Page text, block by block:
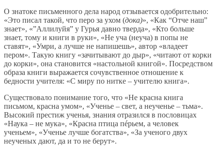
О знатоке письменного дела народ отзывается одобрительно:
«Это писал такой, что перо за ухом (дока)», «Как “Отче наш”
знает», «”Аллилуйя” у Гурья давно тверда», «Кто больше
знает, тому и книги в руки», «Не уча (неуча) в попы не
ставят», «Умри, а лучше не напишешь», автор «владеет
пером». Такую книгу «зачитывают до дыр», «читают от корки
до корки», она становится «настольной книгой». Посредством
образа книги выражается сочувственное отношение к
бедности учителя: «С миру по нитке – учителю книга».
Существовало понимание того, что «Не красна книга
письмом, красна умом», «Ученье – свет, а неученье – тьма».
Высокий престиж ученья, знания отразился в пословицах
«Наука – не мука», «Красна птица пéрьем, а человек
ученьем», «Ученье лучше богатства», «За ученого двух
неученых дают, да и то не берут».